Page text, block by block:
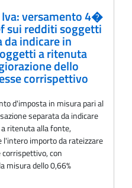
versamento 4�
sui redditi soggetti
da indicare in
a ritenuta
dello
corrispettivo
d'imposta in misura pari al
separata da indicare
ritenuta alla fonte,
importo da rateizzare
con
misura dello 0,66%